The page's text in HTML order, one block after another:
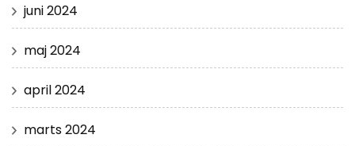
juni 2024
maj 2024
april 2024
marts 2024